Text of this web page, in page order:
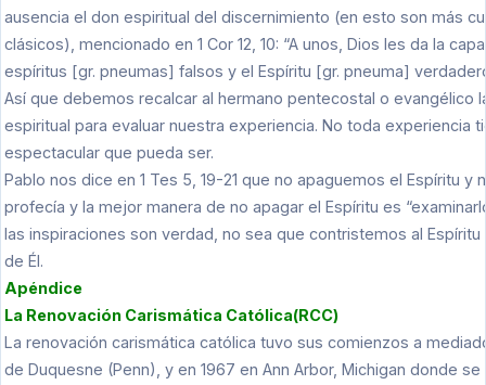
ausencia el don espiritual del discernimiento (en esto son más
clásicos), mencionado en 1 Cor 12, 10: “A unos, Dios les da la
espíritus [gr. pneumas] falsos y el Espíritu [gr. pneuma]
Así que debemos recalcar al hermano pentecostal o evangélico
espiritual para evaluar nuestra experiencia. No toda experiencia
espectacular que pueda ser.
Pablo nos dice en 1 Tes 5, 19-21 que no apaguemos el Espíritu
profecía y la mejor manera de no apagar el Espíritu es
las inspiraciones son verdad, no sea que contristemos al
de Él.
Apéndice
La Renovación Carismática Católica(RCC)
La renovación carismática católica tuvo sus comienzos a
de Duquesne (Penn), y en 1967 en Ann Arbor, Michigan donde